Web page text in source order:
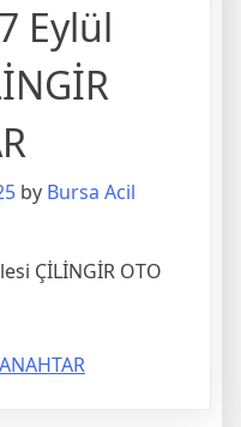
Eylül
by Bursa Acil
ÇİLİNGİR OTO